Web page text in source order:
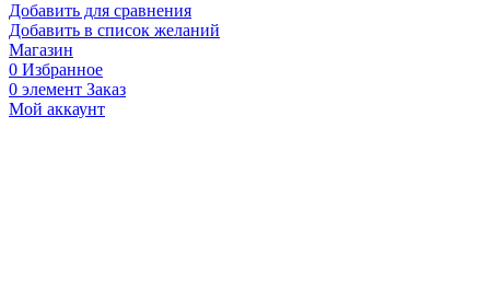
Добавить для сравнения
Добавить в список желаний
Магазин
0 Избранное
0 элемент Заказ
Мой аккаунт